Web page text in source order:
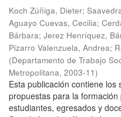
Koch Zúñiga, Dieter;
Aguayo Cuevas, Cecilia;
Bárbara; Jerez Henríquez,
Pizarro Valenzuela, Andrea;
(Departamento de Trabajo
Metropolitana, 2003-11)
Esta publicación contiene
propuestas para la
estudiantes, egresados y